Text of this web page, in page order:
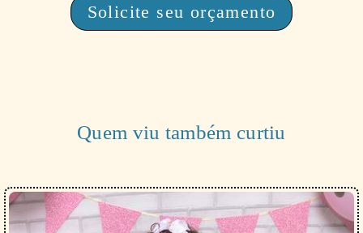
Solicite seu orçamento
Quem viu também curtiu